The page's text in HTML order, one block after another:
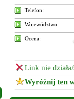
Telefon:
Województwo:
Ocena:
Link nie
Wyróżnij ten